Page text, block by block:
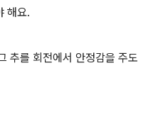
해요.
추를 회전에서 안정감을 주도